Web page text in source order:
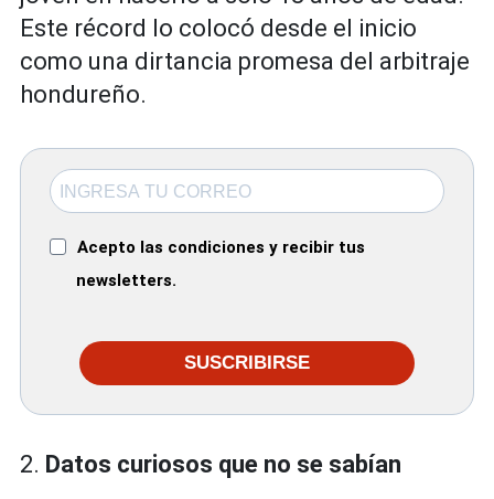
Este récord lo colocó desde el inicio
como una dirtancia promesa del arbitraje
hondureño.
Acepto las condiciones y recibir tus
newsletters.
SUSCRIBIRSE
2. Datos curiosos que no se sabían